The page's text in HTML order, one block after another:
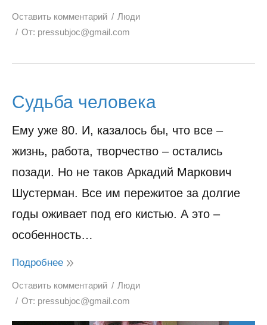
Оставить комментарий
Люди
От: pressubjoc@gmail.com
Судьба человека
Ему уже 80. И, казалось бы, что все –
жизнь, работа, творчество – остались
позади. Но не таков Аркадий Маркович
Шустерман. Все им пережитое за долгие
годы оживает под его кистью. А это –
особенность…
Подробнее
Оставить комментарий
Люди
От: pressubjoc@gmail.com